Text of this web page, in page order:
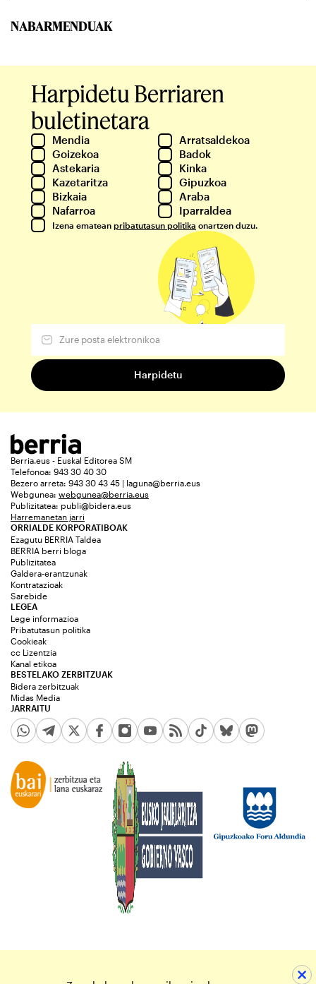
NABARMENDUAK
Harpidetu Berriaren
buletinetara
Mendia
Arratsaldekoa
Goizekoa
Badok
Astekaria
Kinka
Kazetaritza
Gipuzkoa
Bizkaia
Araba
Nafarroa
Iparraldea
Izena ematean pribatutasun politika onartzen duzu.
Berria.eus - Euskal Editorea SM
Telefonoa: 943 30 40 30
Bezero arreta: 943 30 43 45 | laguna@berria.eus
Webgunea: webgunea@berria.eus
Publizitatea: publi@bidera.eus
Harremanetan jarri
ORRIALDE KORPORATIBOAK
Ezagutu BERRIA Taldea
BERRIA berri bloga
Publizitatea
Galdera-erantzunak
Kontratazioak
Sarebide
JARRAITU
LEGEA
Lege informazioa
Pribatutasun politika
Cookieak
cc Lizentzia
Kanal etikoa
BESTELAKO ZERBITZUAK
Bidera zerbitzuak
Midas Media